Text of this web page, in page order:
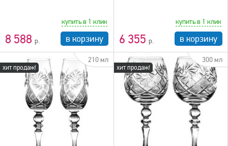
8 588
купить в 1 клик
в корзину 6 355
купить в 1 клик
в корзину
хит продаж!
210 мл
хит продаж!
300 мл